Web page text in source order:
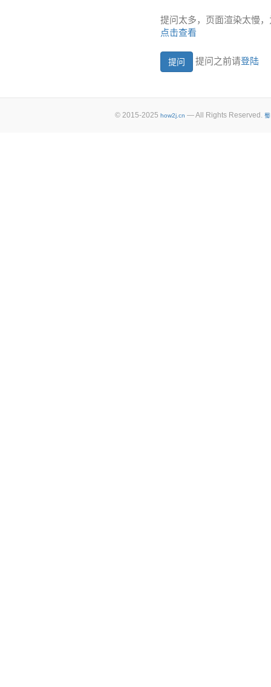
提问太多，页面渲染太慢
点击查看
提问之前请登陆
© 2015-2025 how2j.cn — All Rights Reserved.